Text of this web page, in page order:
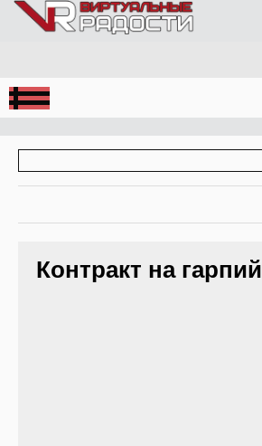
Jump to Navigation
Контракт на гарпий